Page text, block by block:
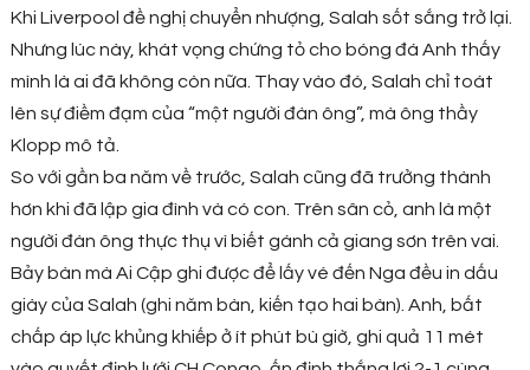
Khi Liverpool đề nghị chuyển nhượng, Salah sốt sắng trở lại.
Nhưng lúc này, khát vọng chứng tỏ cho bóng đá Anh thấy
mình là ai đã không còn nữa. Thay vào đó, Salah chỉ toát
lên sự điềm đạm của “một người đàn ông”, mà ông thầy
Klopp mô tả.
So với gần ba năm về trước, Salah cũng đã trưởng thành
hơn khi đã lập gia đình và có con. Trên sân cỏ, anh là một
người đàn ông thực thụ vì biết gánh cả giang sơn trên vai.
Bảy bàn mà Ai Cập ghi được để lấy vé đến Nga đều in dấu
giày của Salah (ghi năm bàn, kiến tạo hai bàn). Anh, bất
chấp áp lực khủng khiếp ở ít phút bù giờ, ghi quả 11 mét